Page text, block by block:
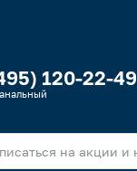
120-22-49